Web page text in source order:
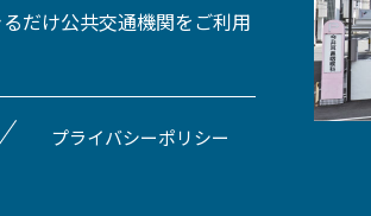
だけ公共交通機関をご利用
プライバシーポリシー